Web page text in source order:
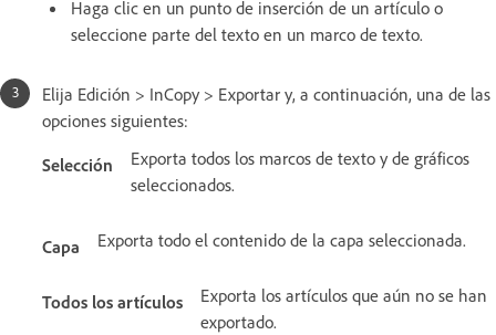
Haga clic en un punto de inserción de un artículo o
seleccione parte del texto en un marco de texto.
Elija Edición > InCopy > Exportar y, a continuación, una de las
opciones siguientes:
Selección
Exporta todos los marcos de texto y de gráficos
seleccionados.
Capa Exporta todo el contenido de la capa seleccionada.
Todos los artículos
Exporta los artículos que aún no se han
exportado.